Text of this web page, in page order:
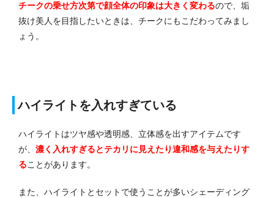
チークの乗せ方次第で顔全体の印象は大きく変わるので、垢
抜け美人を目指したいときは、チークにもこだわってみまし
ょう。
ハイライトを入れすぎている
ハイライトはツヤ感や透明感、立体感を出すアイテムです
が、 濃く入れすぎるとテカリに見えたり違和感を与えたりす
ることがあります。
また、ハイライトとセットで使うことが多いシェーディング